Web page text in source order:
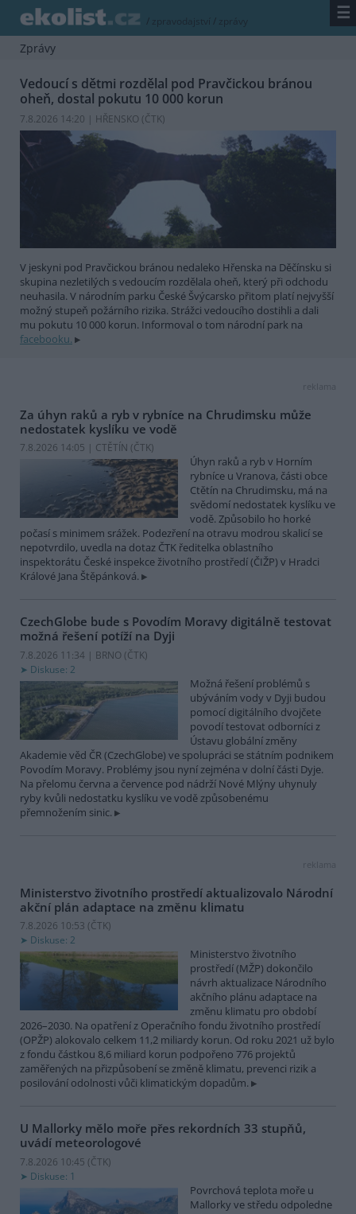
/ zpravodajství / zprávy ☰
Zprávy
Vedoucí s dětmi rozdělal pod Pravčickou bránou
oheň, dostal pokutu 10 000 korun
7.8.2026 14:20 | HŘENSKO (ČTK)
V jeskyni pod Pravčickou bránou nedaleko Hřenska na Děčínsku si
skupina nezletilých s vedoucím rozdělala oheň, který při odchodu
neuhasila. V národním parku České Švýcarsko přitom platí nejvyšší
možný stupeň požárního rizika. Strážci vedoucího dostihli a dali
mu pokutu 10 000 korun. Informoval o tom národní park na
facebooku.
reklama
Za úhyn raků a ryb v rybníce na Chrudimsku může
nedostatek kyslíku ve vodě
7.8.2026 14:05 | CTĚTÍN (ČTK)
Úhyn raků a ryb v Horním
rybníce u Vranova, části obce
Ctětín na Chrudimsku, má na
svědomí nedostatek kyslíku ve
vodě. Způsobilo ho horké
počasí s minimem srážek. Podezření na otravu modrou skalicí se
nepotvrdilo, uvedla na dotaz ČTK ředitelka oblastního
inspektorátu České inspekce životního prostředí (ČIŽP) v Hradci
Králové Jana Štěpánková.
CzechGlobe bude s Povodím Moravy digitálně testovat
možná řešení potíží na Dyji
7.8.2026 11:34 | BRNO (ČTK)
Diskuse: 2
Možná řešení problémů s
ubýváním vody v Dyji budou
pomocí digitálního dvojčete
povodí testovat odborníci z
Ústavu globální změny
Akademie věd ČR (CzechGlobe) ve spolupráci se státním podnikem
Povodím Moravy. Problémy jsou nyní zejména v dolní části Dyje.
Na přelomu června a července pod nádrží Nové Mlýny uhynuly
ryby kvůli nedostatku kyslíku ve vodě způsobenému
přemnožením sinic.
reklama
Ministerstvo životního prostředí aktualizovalo Národní
akční plán adaptace na změnu klimatu
7.8.2026 10:53 (ČTK)
Diskuse: 2
Ministerstvo životního
prostředí (MŽP) dokončilo
návrh aktualizace Národního
akčního plánu adaptace na
změnu klimatu pro období
2026–2030. Na opatření z Operačního fondu životního prostředí
(OPŽP) alokovalo celkem 11,2 miliardy korun. Od roku 2021 už bylo
z fondu částkou 8,6 miliard korun podpořeno 776 projektů
zaměřených na přizpůsobení se změně klimatu, prevenci rizik a
posilování odolnosti vůči klimatickým dopadům.
U Mallorky mělo moře přes rekordních 33 stupňů,
uvádí meteorologové
7.8.2026 10:45 (ČTK)
Diskuse: 1
Povrchová teplota moře u
Mallorky ve středu odpoledne